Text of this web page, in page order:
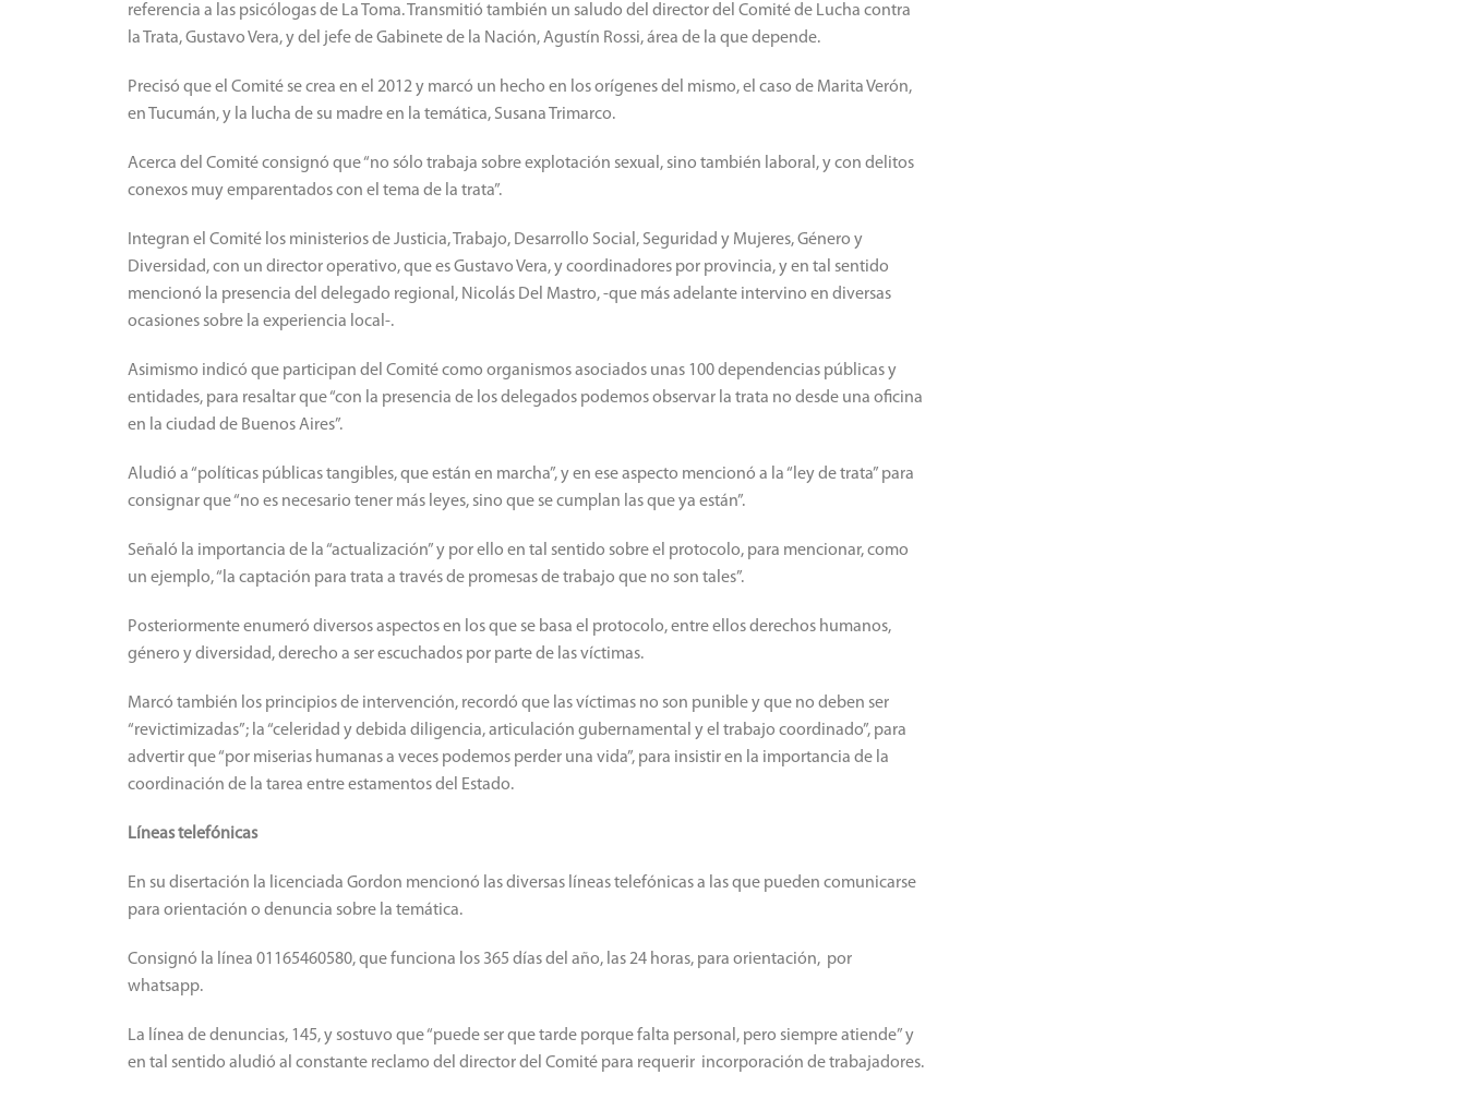
referencia a las psicólogas de La Toma. Transmitió también un saludo del director del Comité de Lucha contra
la Trata, Gustavo Vera, y del jefe de Gabinete de la Nación, Agustín Rossi, área de la que depende.
Precisó que el Comité se crea en el 2012 y marcó un hecho en los orígenes del mismo, el caso de Marita Verón,
en Tucumán, y la lucha de su madre en la temática, Susana Trimarco.
Acerca del Comité consignó que “no sólo trabaja sobre explotación sexual, sino también laboral, y con delitos
conexos muy emparentados con el tema de la trata”.
Integran el Comité los ministerios de Justicia, Trabajo, Desarrollo Social, Seguridad y Mujeres, Género y
Diversidad, con un director operativo, que es Gustavo Vera, y coordinadores por provincia, y en tal sentido
mencionó la presencia del delegado regional, Nicolás Del Mastro, -que más adelante intervino en diversas
ocasiones sobre la experiencia local-.
Asimismo indicó que participan del Comité como organismos asociados unas 100 dependencias públicas y
entidades, para resaltar que “con la presencia de los delegados podemos observar la trata no desde una oficina
en la ciudad de Buenos Aires”.
Aludió a “políticas públicas tangibles, que están en marcha”, y en ese aspecto mencionó a la “ley de trata” para
consignar que “no es necesario tener más leyes, sino que se cumplan las que ya están”.
Señaló la importancia de la “actualización” y por ello en tal sentido sobre el protocolo, para mencionar, como
un ejemplo, “la captación para trata a través de promesas de trabajo que no son tales”.
Posteriormente enumeró diversos aspectos en los que se basa el protocolo, entre ellos derechos humanos,
género y diversidad, derecho a ser escuchados por parte de las víctimas.
Marcó también los principios de intervención, recordó que las víctimas no son punible y que no deben ser
“revictimizadas”; la “celeridad y debida diligencia, articulación gubernamental y el trabajo coordinado”, para
advertir que “por miserias humanas a veces podemos perder una vida”, para insistir en la importancia de la
coordinación de la tarea entre estamentos del Estado.
Líneas telefónicas
En su disertación la licenciada Gordon mencionó las diversas líneas telefónicas a las que pueden comunicarse
para orientación o denuncia sobre la temática.
Consignó la línea 01165460580, que funciona los 365 días del año, las 24 horas, para orientación, por
whatsapp.
La línea de denuncias, 145, y sostuvo que “puede ser que tarde porque falta personal, pero siempre atiende” y
en tal sentido aludió al constante reclamo del director del Comité para requerir incorporación de trabajadores.